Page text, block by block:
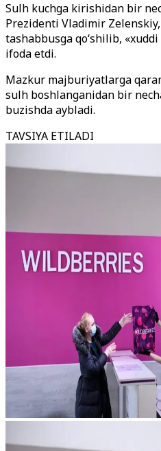
Sulh kuchga kirishidan bir
Prezidenti Vladimir
tashabbusga qo‘shilib,
ifoda etdi.
Mazkur majburiyatlarga
sulh boshlanganidan bir
buzishda aybladi.
TAVSIYA ETILADI